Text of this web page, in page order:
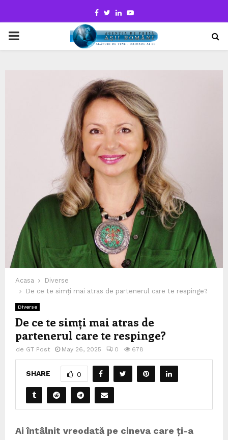
Facebook
TwitterLinkedinYoutube
PRIMARY
Acasa
Diverse
De ce te simți mai atras de partenerul care te respinge?
Diverse
De ce te simți mai atras de
partenerul care te respinge?
de GT Post May 26, 2025 0 678
SHARE 0
Ai întâlnit vreodată pe cineva care ți-a